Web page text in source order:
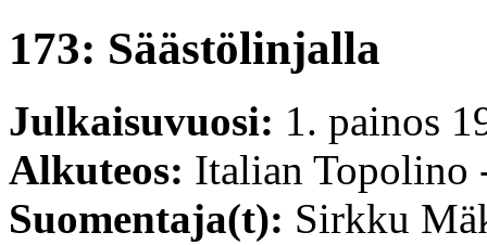
173: Säästölinjalla
Julkaisuvuosi: 1. painos
Alkuteos: Italian Topolino
Suomentaja(t): Sirkku